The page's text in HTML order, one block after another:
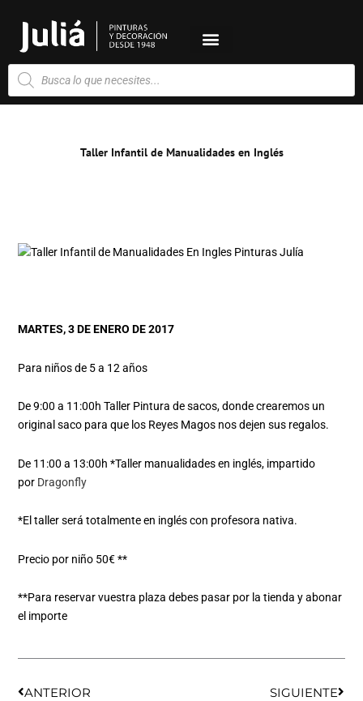
contenido
Búsqueda
de
productos
Taller Infantil de Manualidades en Inglés
MARTES, 3 DE ENERO DE 2017
Para niños de 5 a 12 años
De 9:00 a 11:00h Taller Pintura de sacos, donde crearemos un
original saco para que los Reyes Magos nos dejen sus regalos.
De 11:00 a 13:00h *Taller manualidades en inglés, impartido
por Dragonfly
*El taller será totalmente en inglés con profesora nativa.
Precio por niño 50€ **
**Para reservar vuestra plaza debes pasar por la tienda y abonar
el importe
ANTERIOR SIGUIENTE